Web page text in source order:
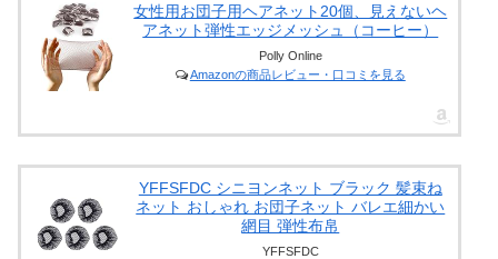
女性用お団子用ヘアネット20個、見えないヘ
アネット弾性エッジメッシュ（コーヒー）
Polly Online
Amazonの商品レビュー・口コミを見る
YFFSFDC シニヨンネット ブラック 髪束ね
ネット おしゃれ お団子ネット バレエ細かい
網目 弾性布帛
YFFSFDC